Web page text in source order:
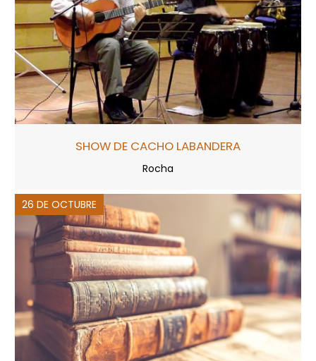
SHOW DE CACHO LABANDERA
Rocha
26 DE OCTUBRE